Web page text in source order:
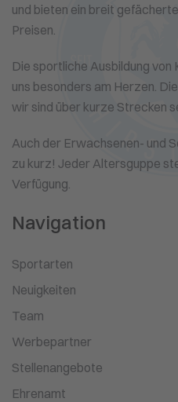
und bieten ein breit
Preisen.
Die sportliche Ausbildung von
uns besonders am Herzen.
wir sind über kurze Strecken
Auch der Erwachsenen- und
zu kurz! Jeder Altersguppe
Verfügung.
Navigation
Sportarten
Neuigkeiten
Team
Werbepartner
Stellenangebote
Ehrenamt